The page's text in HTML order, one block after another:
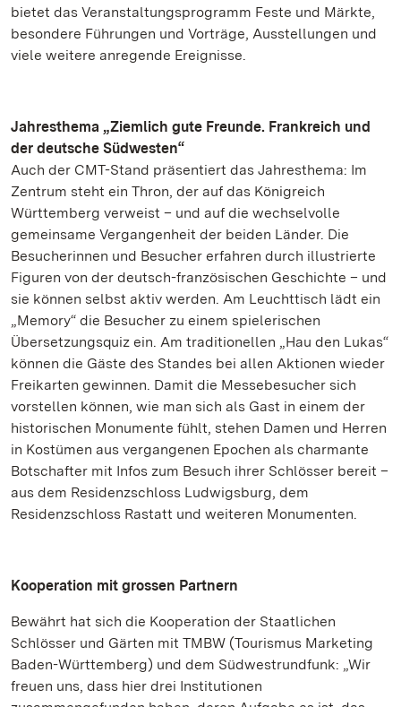
bietet das Veranstaltungsprogramm Feste und Märkte,
besondere Führungen und Vorträge, Ausstellungen und
viele weitere anregende Ereignisse.
Jahresthema „Ziemlich gute Freunde. Frankreich und
der deutsche Südwesten“
Auch der CMT-Stand präsentiert das Jahresthema: Im
Zentrum steht ein Thron, der auf das Königreich
Württemberg verweist – und auf die wechselvolle
gemeinsame Vergangenheit der beiden Länder. Die
Besucherinnen und Besucher erfahren durch illustrierte
Figuren von der deutsch-französischen Geschichte – und
sie können selbst aktiv werden. Am Leuchttisch lädt ein
„Memory“ die Besucher zu einem spielerischen
Übersetzungsquiz ein. Am traditionellen „Hau den Lukas“
können die Gäste des Standes bei allen Aktionen wieder
Freikarten gewinnen. Damit die Messebesucher sich
vorstellen können, wie man sich als Gast in einem der
historischen Monumente fühlt, stehen Damen und Herren
in Kostümen aus vergangenen Epochen als charmante
Botschafter mit Infos zum Besuch ihrer Schlösser bereit –
aus dem Residenzschloss Ludwigsburg, dem
Residenzschloss Rastatt und weiteren Monumenten.
Kooperation mit grossen Partnern
Bewährt hat sich die Kooperation der Staatlichen
Schlösser und Gärten mit TMBW (Tourismus Marketing
Baden-Württemberg) und dem Südwestrundfunk: „Wir
freuen uns, dass hier drei Institutionen